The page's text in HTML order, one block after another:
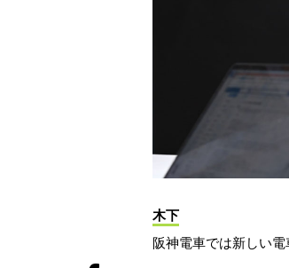
木下
阪神電車では新しい